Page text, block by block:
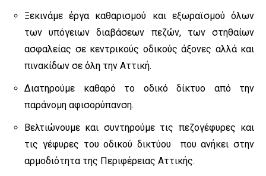
Ξεκινάμε έργα καθαρισμού και εξωραϊσμού όλων
των υπόγειων διαβάσεων πεζών, των στηθαίων
ασφαλείας σε κεντρικούς οδικούς άξονες αλλά και
πινακίδων σε όλη την Αττική.
Διατηρούμε καθαρό το οδικό δίκτυο από την
παράνομη αφισορύπανση.
Βελτιώνουμε και συντηρούμε τις πεζογέφυρες και
τις γέφυρες του οδικού δικτύου που ανήκει στην
αρμοδιότητα της Περιφέρειας Αττικής.